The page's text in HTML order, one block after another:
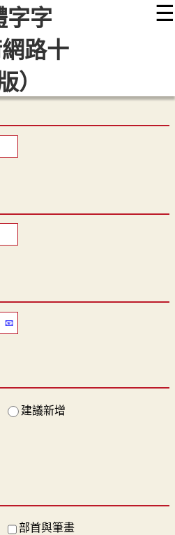
☰
編輯說明
網站導覽
建議新增
部首與筆畫